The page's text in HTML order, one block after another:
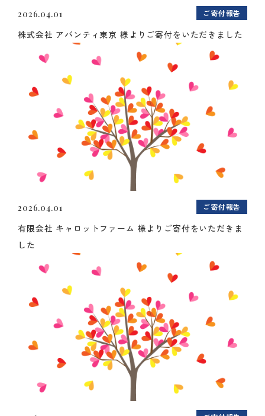
2026.04.01 ご寄付報告
株式会社 アバンティ東京 様よりご寄付をいただきました
2026.04.01 ご寄付報告
有限会社 キャロットファーム 様よりご寄付をいただきま
した